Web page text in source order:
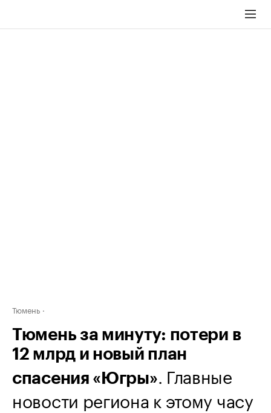
Тюмень
Тюмень за минуту: потери в
12 млрд и новый план
спасения «Югры». Главные
новости региона к этому часу